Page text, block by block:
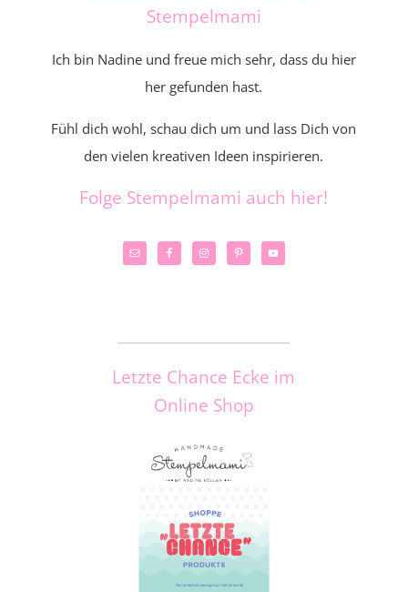
Stempelmami
Ich bin Nadine und freue mich sehr, dass du hier
her gefunden hast.
Fühl dich wohl, schau dich um und lass Dich von
den vielen kreativen Ideen inspirieren.
Folge Stempelmami auch hier!
Letzte Chance Ecke im
Online Shop